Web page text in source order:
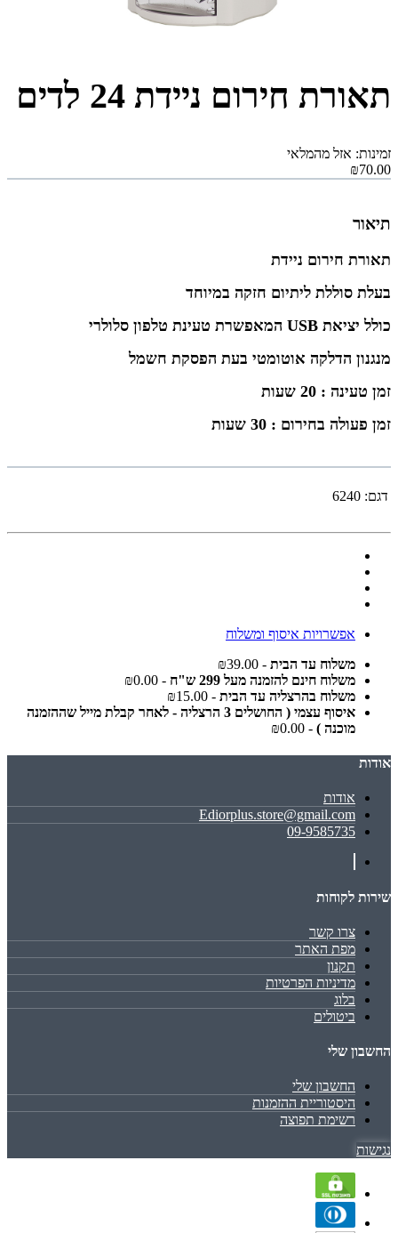
תאורת חירום ניידת 24 לדים
זמינות: אזל מהמלאי
₪70.00
תיאור
תאורת חירום ניידת
בעלת סוללת ליתיום חזקה במיוחד
כולל יציאת USB המאפשרת טעינת טלפון סלולרי
מנגנון הדלקה אוטומטי בעת הפסקת חשמל
זמן טעינה : 20 שעות
זמן פעולה בחירום : 30 שעות
דגם: 6240
אפשרויות איסוף ומשלוח
משלוח עד הבית - ₪39.00
משלוח חינם להזמנה מעל 299 ש"ח
- ₪0.00
משלוח בהרצליה עד הבית - ₪15.00
איסוף עצמי ( החושלים 3 הרצליה - לאחר קבלת מייל שההזמנה
מוכנה ) - ₪0.00
אודות
אודות
Ediorplus.store@gmail.com
09-9585735
שירות לקוחות
צרו קשר
מפת האתר
תקנון
מדיניות הפרטיות
בלוג
ביטולים
החשבון שלי
החשבון שלי
היסטוריית ההזמנות
רשימת תפוצה
נגישות